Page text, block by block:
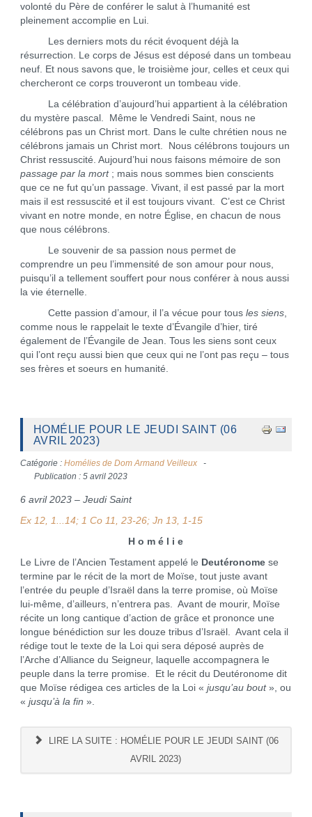
volonté du Père de conférer le salut à l’humanité est
pleinement accomplie en Lui.
Les derniers mots du récit évoquent déjà la
résurrection. Le corps de Jésus est déposé dans un tombeau
neuf. Et nous savons que, le troisième jour, celles et ceux qui
chercheront ce corps trouveront un tombeau vide.
La célébration d’aujourd’hui appartient à la célébration
du mystère pascal. Même le Vendredi Saint, nous ne
célébrons pas un Christ mort. Dans le culte chrétien nous ne
célébrons jamais un Christ mort. Nous célébrons toujours un
Christ ressuscité. Aujourd’hui nous faisons mémoire de son
passage par la mort; mais nous sommes bien conscients
que ce ne fut qu’un passage. Vivant, il est passé par la mort
mais il est ressuscité et il est toujours vivant. C’est ce Christ
vivant en notre monde, en notre Église, en chacun de nous
que nous célébrons.
Le souvenir de sa passion nous permet de
comprendre un peu l’immensité de son amour pour nous,
puisqu’il a tellement souffert pour nous conférer à nous aussi
la vie éternelle.
Cette passion d’amour, il l’a vécue pour tous les siens,
comme nous le rappelait le texte d’Évangile d’hier, tiré
également de l’Évangile de Jean. Tous les siens sont ceux
qui l’ont reçu aussi bien que ceux qui ne l’ont pas reçu – tous
ses frères et soeurs en humanité.
HOMÉLIE POUR LE JEUDI SAINT (06
AVRIL 2023)
Catégorie : Homélies de Dom Armand Veilleux
Publication : 5 avril 2023
6 avril 2023 – Jeudi Saint
Ex 12, 1...14; 1 Co 11, 23-26; Jn 13, 1-15
H o m é l i e
Le Livre de l’Ancien Testament appelé le Deutéronomese
termine par le récit de la mort de Moïse, tout juste avant
l’entrée du peuple d’Israël dans la terre promise, où Moïse
lui-même, d’ailleurs, n’entrera pas. Avant de mourir, Moïse
récite un long cantique d’action de grâce et prononce une
longue bénédiction sur les douze tribus d’Israël. Avant cela il
rédige tout le texte de la Loi qui sera déposé auprès de
l’Arche d’Alliance du Seigneur, laquelle accompagnera le
peuple dans la terre promise. Et le récit du Deutéronome dit
que Moïse rédigea ces articles de la Loi « jusqu’au bout», ou
« jusqu’à la fin ».
LIRE LA SUITE : HOMÉLIE POUR LE JEUDI SAINT (06
AVRIL 2023)